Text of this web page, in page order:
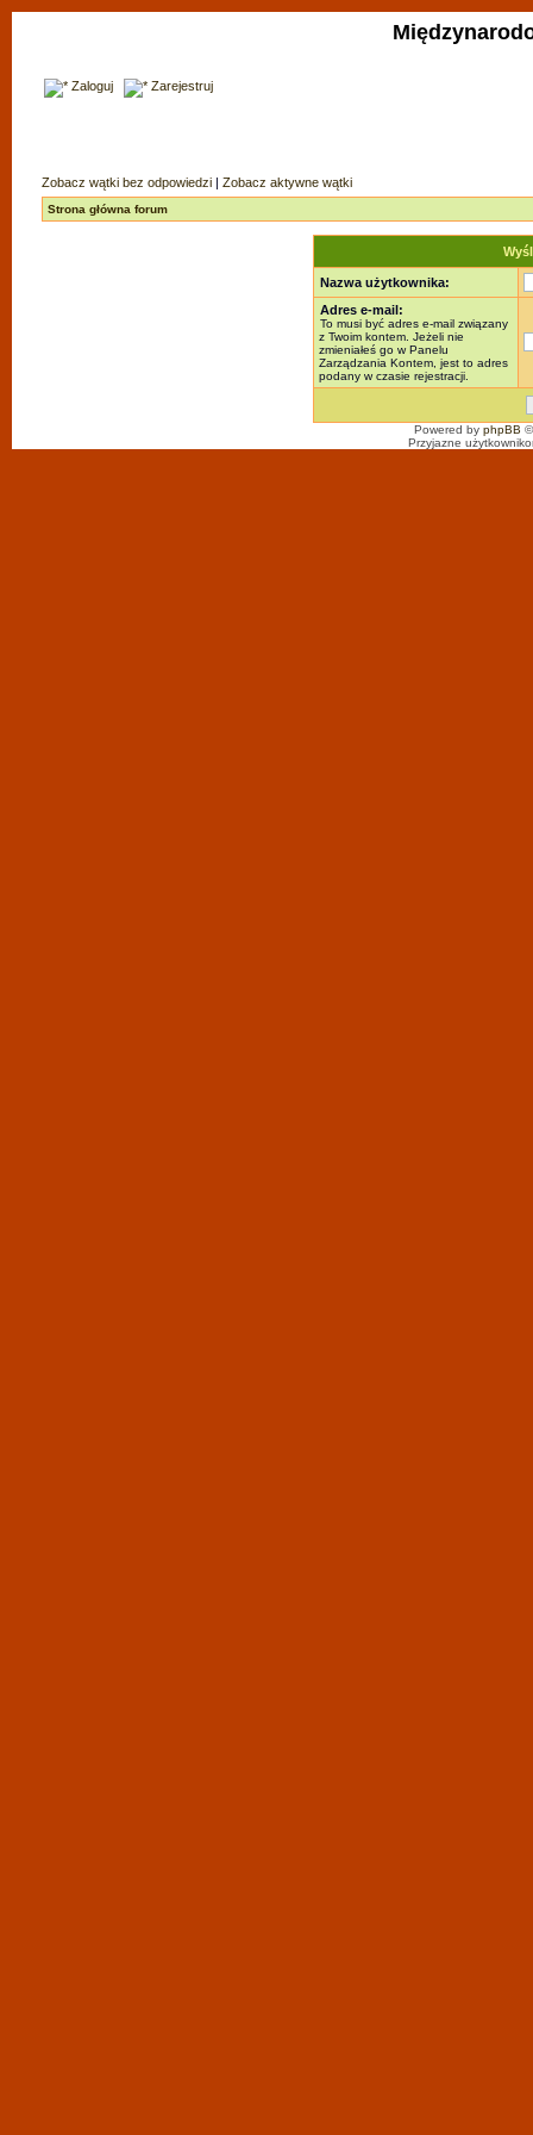
Zaloguj Zarejestruj
Zobacz wątki bez odpowiedzi | Zobacz aktywne wątki
Strona główna forum
Nazwa użytkownika:
Adres e-mail:
To musi być adres e-mail związany
z Twoim kontem. Jeżeli nie
zmieniałeś go w Panelu
Zarządzania Kontem, jest to adres
podany w czasie rejestracji.
Powered by phpBB
Przyjazne